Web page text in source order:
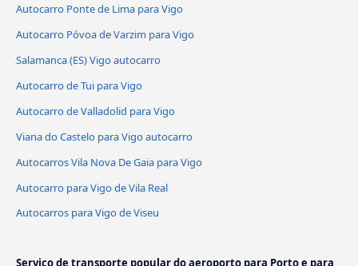
Autocarro Ponte de Lima para Vigo
Autocarro Póvoa de Varzim para Vigo
Salamanca (ES) Vigo autocarro
Autocarro de Tui para Vigo
Autocarro de Valladolid para Vigo
Viana do Castelo para Vigo autocarro
Autocarros Vila Nova De Gaia para Vigo
Autocarro para Vigo de Vila Real
Autocarros para Vigo de Viseu